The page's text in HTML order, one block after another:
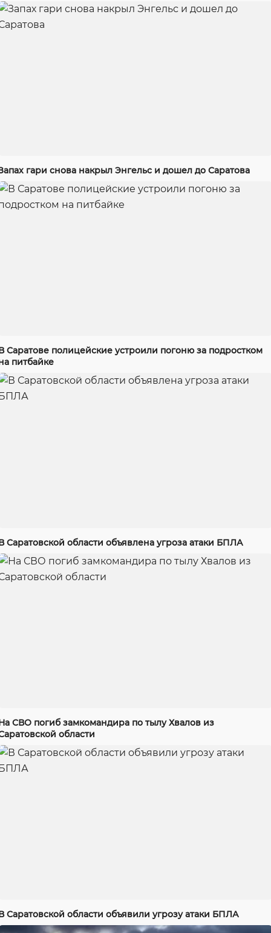
гари снова накрыл Энгельс и дошел до Саратова
Саратове полицейские устроили погоню за подростком
питбайке
Саратовской области объявлена угроза атаки БПЛА
СВО погиб замкомандира по тылу Хвалов из
области
Саратовской области объявили угрозу атаки БПЛА